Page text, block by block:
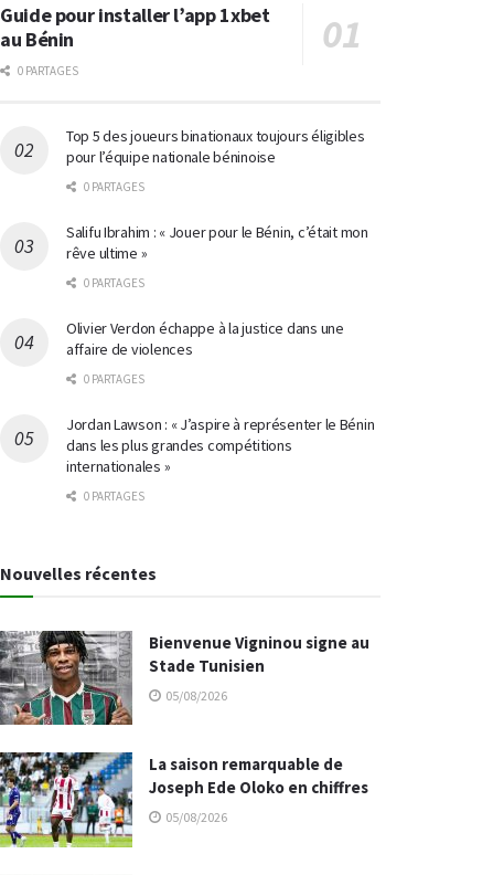
Guide pour installer l’app 1xbet
au Bénin
0 PARTAGES
Top 5 des joueurs binationaux toujours éligibles
pour l’équipe nationale béninoise
0 PARTAGES
Salifu Ibrahim : « Jouer pour le Bénin, c’était mon
rêve ultime »
0 PARTAGES
Olivier Verdon échappe à la justice dans une
affaire de violences
0 PARTAGES
Jordan Lawson : « J’aspire à représenter le Bénin
dans les plus grandes compétitions
internationales »
0 PARTAGES
Nouvelles récentes
Bienvenue Vigninou signe au
Stade Tunisien
05/08/2026
La saison remarquable de
Joseph Ede Oloko en chiffres
05/08/2026